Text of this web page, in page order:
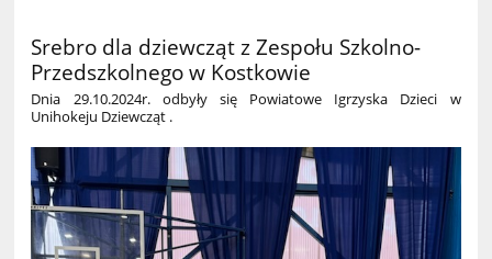
Srebro dla dziewcząt z Zespołu Szkolno-
Przedszkolnego w Kostkowie
Dnia 29.10.2024r. odbyły się Powiatowe Igrzyska Dzieci w
Unihokeju Dziewcząt .